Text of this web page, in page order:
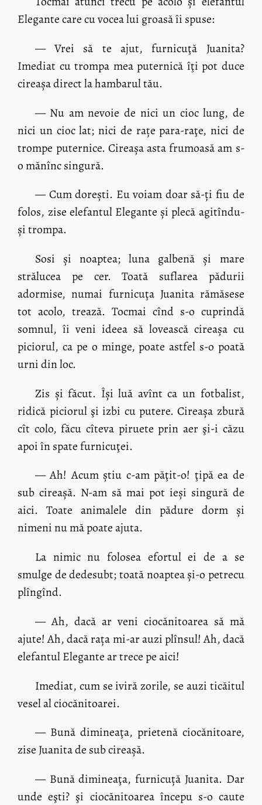
Elegante care cu vocea lui groasă îi spuse:
— Vrei să te ajut, furnicuţă Juanita?
Imediat cu trompa mea puternică îţi pot duce
cireașa direct la hambarul tău.
— Nu am nevoie de nici un cioc lung, de
nici un cioc lat; nici de rațe para-raţe, nici de
trompe puternice. Cireașa asta frumoasă am s-
o mănînc singură.
— Cum dorești. Eu voiam doar să-ți fiu de
folos, zise elefantul Elegante și plecă agitîndu-
și trompa.
Sosi și noaptea; luna galbenă și mare
strălucea pe cer. Toată suflarea pădurii
adormise, numai furnicuţa Juanita rămăsese
tot acolo, trează. Tocmai cînd s-o cuprindă
somnul, îi veni ideea să lovească cireașa cu
piciorul, ca pe o minge, poate astfel s-o poată
urni din loc.
Zis și făcut. Își luă avînt ca un fotbalist,
ridică piciorul şi izbi cu putere. Cireașa zbură
cît colo, făcu cîteva piruete prin aer şi-i căzu
apoi în spate furnicuţei.
— Ah! Acum știu c-am păţit-o! ţipă ea de
sub cireașă. N-am să mai pot ieși singură de
aici. Toate animalele din pădure dorm și
nimeni nu mă poate ajuta.
La nimic nu folosea efortul ei de a se
smulge de dedesubt; toată noaptea și-o petrecu
plîngînd.
— Ah, dacă ar veni ciocănitoarea să mă
ajute! Ah, dacă rața mi-ar auzi plînsul! Ah, dacă
elefantul Elegante ar trece pe aici!
Imediat, cum se iviră zorile, se auzi ticăitul
vesel al ciocănitoarei.
— Bună dimineaţa, prietenă ciocănitoare,
zise Juanita de sub cireașă.
— Bună dimineaţa, furnicuță Juanita. Dar
unde eşti? şi ciocănitoarea începu s-o caute